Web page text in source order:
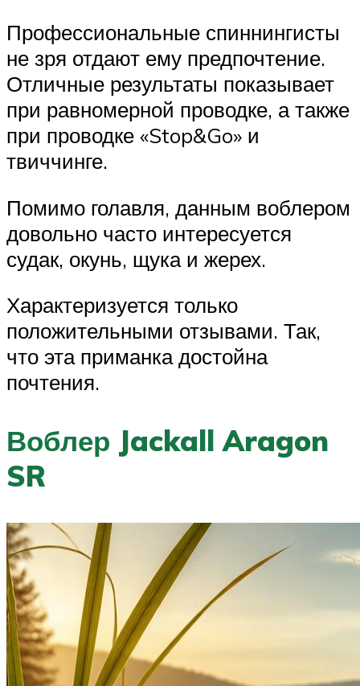
Профессиональные спиннингисты
не зря отдают ему предпочтение.
Отличные результаты показывает
при равномерной проводке, а также
при проводке «Stop&Go» и
твиччинге.
Помимо голавля, данным воблером
довольно часто интересуется
судак, окунь, щука и жерех.
Характеризуется только
положительными отзывами. Так,
что эта приманка достойна
почтения.
Воблер Jackall Aragon
SR